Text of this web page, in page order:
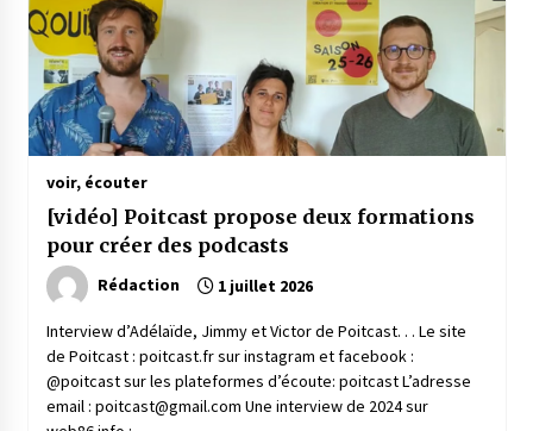
voir, écouter
[vidéo] Poitcast propose deux formations
pour créer des podcasts
Rédaction 1 juillet 2026
Interview d’Adélaïde, Jimmy et Victor de Poitcast. . . Le site
de Poitcast : poitcast.fr sur instagram et facebook :
@poitcast sur les plateformes d’écoute: poitcast L’adresse
email : poitcast@gmail.com Une interview de 2024 sur